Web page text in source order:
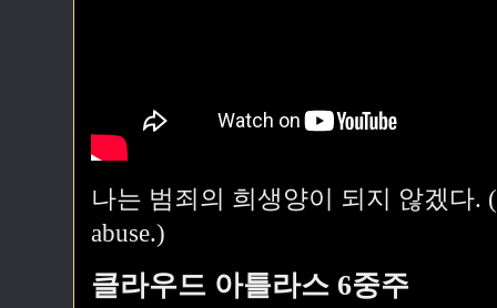
나는 범죄의 희생양이 되지 않겠다.
abuse.)
클라우드 아틀라스 6중주